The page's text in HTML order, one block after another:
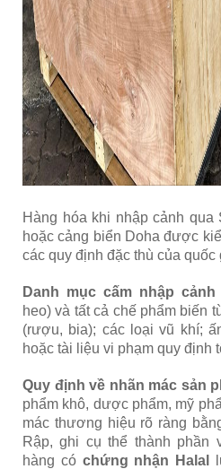
Hàng hóa khi nhập cảnh qua
hoặc cảng biển Doha được
các quy định đặc thù của quốc
Danh mục cấm nhập
heo) và tất cả chế phẩm biến
(rượu, bia); các loại vũ khí;
hoặc tài liệu vi phạm quy định
Quy định về nhãn mác sản
phẩm khô, dược phẩm, mỹ
mác thương hiệu rõ ràng
Rập, ghi cụ thể thành phần
hàng có chứng nhận Halal